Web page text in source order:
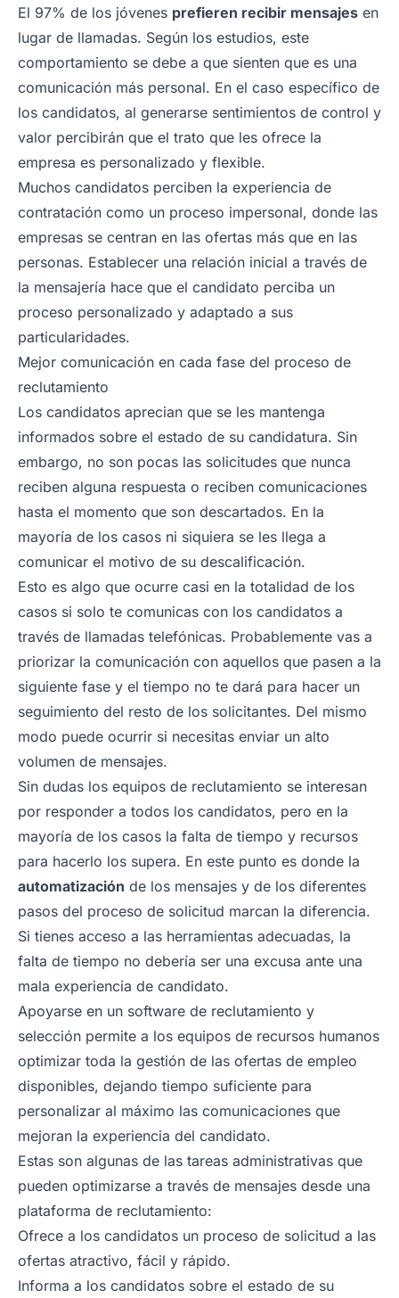
El 97% de los jóvenes prefieren recibir mensajes en
lugar de llamadas. Según los estudios, este
comportamiento se debe a que sienten que es una
comunicación más personal. En el caso específico de
los candidatos, al generarse sentimientos de control y
valor percibirán que el trato que les ofrece la
empresa es personalizado y flexible.
Muchos candidatos perciben la experiencia de
contratación como un proceso impersonal, donde las
empresas se centran en las ofertas más que en las
personas. Establecer una relación inicial a través de
la mensajería hace que el candidato perciba un
proceso personalizado y adaptado a sus
particularidades.
Mejor comunicación en cada fase del proceso de
reclutamiento
Los candidatos aprecian que se les mantenga
informados sobre el estado de su candidatura. Sin
embargo, no son pocas las solicitudes que nunca
reciben alguna respuesta o reciben comunicaciones
hasta el momento que son descartados. En la
mayoría de los casos ni siquiera se les llega a
comunicar el motivo de su descalificación.
Esto es algo que ocurre casi en la totalidad de los
casos si solo te comunicas con los candidatos a
través de llamadas telefónicas. Probablemente vas a
priorizar la comunicación con aquellos que pasen a la
siguiente fase y el tiempo no te dará para hacer un
seguimiento del resto de los solicitantes. Del mismo
modo puede ocurrir si necesitas enviar un alto
volumen de mensajes.
Sin dudas los equipos de reclutamiento se interesan
por responder a todos los candidatos, pero en la
mayoría de los casos la falta de tiempo y recursos
para hacerlo los supera. En este punto es donde la
automatización de los mensajes y de los diferentes
pasos del proceso de solicitud marcan la diferencia.
Si tienes acceso a las herramientas adecuadas, la
falta de tiempo no debería ser una excusa ante una
mala experiencia de candidato.
Apoyarse en un software de reclutamiento y
selección permite a los equipos de recursos humanos
optimizar toda la gestión de las ofertas de empleo
disponibles, dejando tiempo suficiente para
personalizar al máximo las comunicaciones que
mejoran la experiencia del candidato.
Estas son algunas de las tareas administrativas que
pueden optimizarse a través de mensajes desde una
plataforma de reclutamiento:
Ofrece a los candidatos un proceso de solicitud a las
ofertas atractivo, fácil y rápido.
Informa a los candidatos sobre el estado de su